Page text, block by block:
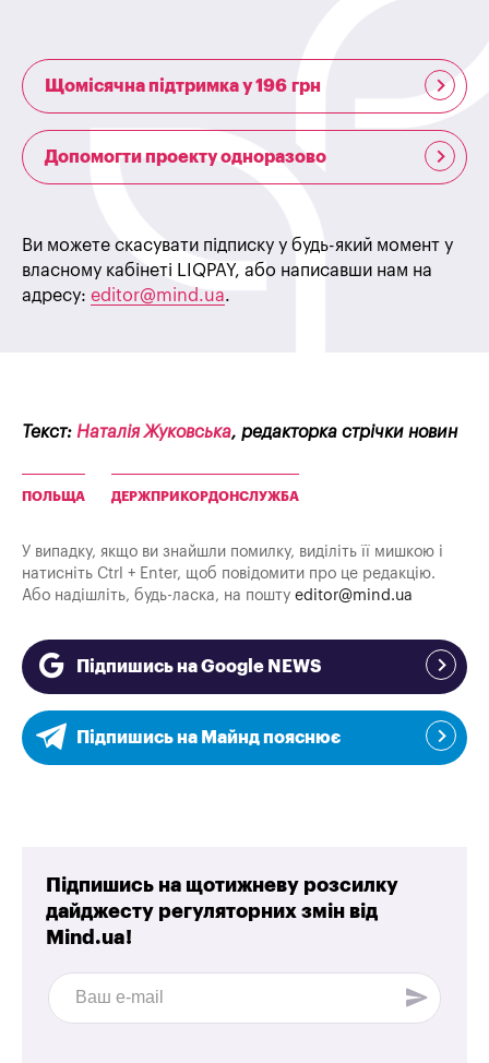
Щомісячна підтримка у 196 грн
Допомогти проекту одноразово
Ви можете скасувати підписку у будь-який момент у
власному кабінеті LIQPAY, або написавши нам на
адресу: editor@mind.ua.
Текст: Наталія Жуковська, редакторка стрічки новин
ПОЛЬЩА ДЕРЖПРИКОРДОНСЛУЖБА
У випадку, якщо ви знайшли помилку, виділіть її мишкою і
натисніть Ctrl + Enter, щоб повідомити про це редакцію.
Або надішліть, будь-ласка, на пошту editor@mind.ua
Підпишись на Google NEWS
Підпишись на Майнд пояснює
Підпишись на щотижневу розсилку
дайджесту регуляторних змін від
Mind.ua!